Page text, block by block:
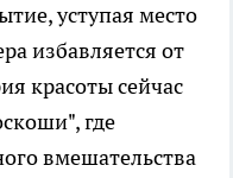
уступая место
избавляется от
красоты сейчас
где
вмешательства